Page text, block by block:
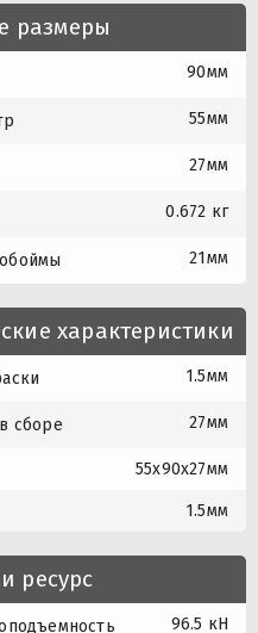
размеры
90мм
55мм
27мм
0.672 кг
21мм
характеристики
1.5мм
сборе 27мм
55x90x27мм
1.5мм
ресурс
96.5 кН